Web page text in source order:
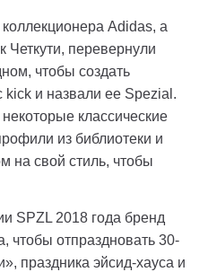
Adidas, а
перевернули
чтобы создать
и назвали ее Spezial.
классические
из библиотеки и
на свой стиль, чтобы
SPZL 2018 года бренд
чтобы отпраздновать 30-
праздника эйсид-хауса и